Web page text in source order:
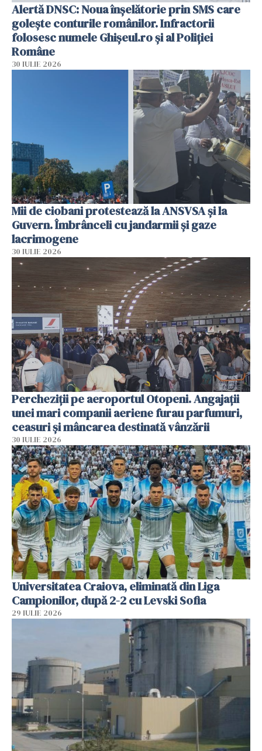
Alertă DNSC: Noua înșelătorie prin SMS care
golește conturile românilor. Infractorii
folosesc numele Ghișeul.ro și al Poliției
Române
30 IULIE 2026
Mii de ciobani protestează la ANSVSA și la
Guvern. Îmbrânceli cu jandarmii și gaze
lacrimogene
30 IULIE 2026
Percheziții pe aeroportul Otopeni. Angajații
unei mari companii aeriene furau parfumuri,
ceasuri și mâncarea destinată vânzării
30 IULIE 2026
Universitatea Craiova, eliminată din Liga
Campionilor, după 2-2 cu Levski Sofia
29 IULIE 2026